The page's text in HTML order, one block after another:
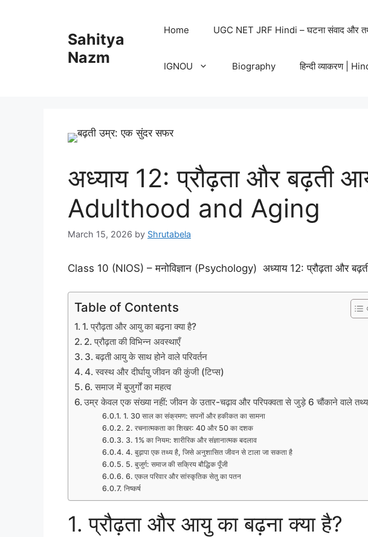
Sahitya
Nazm
Home UGC NET JRF Hindi – घटना संवाद और
IGNOU Biography हिन्दी व्याकरण |
अध्याय 12: प्रौढ़ता और बढ़ती
Adulthood and Aging
March 15, 2026 by Shrutabela
Class 10 (NIOS) – मनोविज्ञान (Psychology) अध्याय 12: प्रौढ़ता और
Table of Contents
1. प्रौढ़ता और आयु का बढ़ना क्या है?
2. प्रौढ़ता की विभिन्न अवस्थाएँ
3. बढ़ती आयु के साथ होने वाले परिवर्तन
4. स्वस्थ और दीर्घायु जीवन की कुंजी (टिप्स)
6. समाज में बुजुर्गों का महत्व
उम्र केवल एक संख्या नहीं: जीवन के उतार-चढ़ाव और परिपक्वता से जुड़े 6 चौंकाने वाले तथ्य
1. 30 साल का संक्रमण: सपनों और हकीकत का सामना
2. रचनात्मकता का शिखर: 40 और 50 का दशक
3. 1% का नियम: शारीरिक और संज्ञानात्मक बदलाव
4. बुढ़ापा एक तथ्य है, जिसे अनुशासित जीवन से टाला जा सकता है
5. बुजुर्ग: समाज की सक्रिय बौद्धिक पूँजी
6. एकल परिवार और सांस्कृतिक सेतु का पतन
निष्कर्ष
1. प्रौढ़ता और आयु का बढ़ना क्या है?